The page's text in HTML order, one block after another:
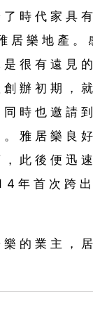
時 代 家 具
居 樂 地 產 。
很 有 遠 見
辦 初 期 ，
時 也 邀 請
雅 居 樂 良
此 後 便 迅
4 年 首 次 跨
的 業 主 ，